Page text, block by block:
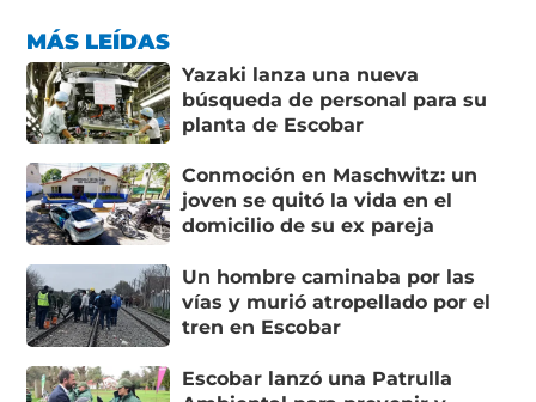
MÁS LEÍDAS
Yazaki lanza una nueva
búsqueda de personal para su
planta de Escobar
Conmoción en Maschwitz: un
joven se quitó la vida en el
domicilio de su ex pareja
Un hombre caminaba por las
vías y murió atropellado por el
tren en Escobar
Escobar lanzó una Patrulla